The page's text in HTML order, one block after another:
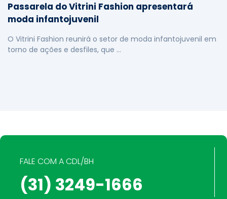
Passarela do Vitrini Fashion apresentará
moda infantojuvenil
O Vitrini Fashion reunirá o setor de moda infantojuvenil em
torno de ações e desfiles, que …
FALE COM A CDL/BH
(31) 3249-1666